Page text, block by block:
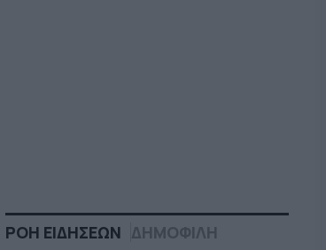
ΡΟΗ ΕΙΔΗΣΕΩΝ ΔΗΜΟΦΙΛΗ